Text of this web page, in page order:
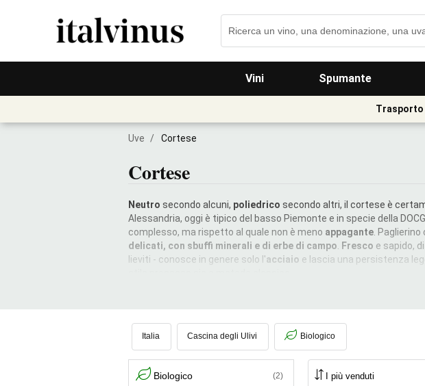
Vini Spumante
Trasporto
Uve / Cortese
Cortese
Neutro secondo alcuni, poliedrico secondo altri, il cortese è
Alessandria, oggi è tipico del basso Piemonte e in specie della DOCG
complesso, ma rispetto al quale non è meno appagante .
delicati, con sbuffi minerali e di erbe di campo
Fresco e sapido, di
lieviti - conosce in genere solo l'acciaio e lascia una persistenza
Italia Cascina degli Ulivi Biologico
Biologico (2)